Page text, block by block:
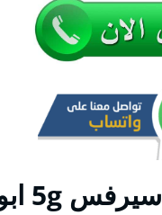
سيرفس 5g ابوالحصاني